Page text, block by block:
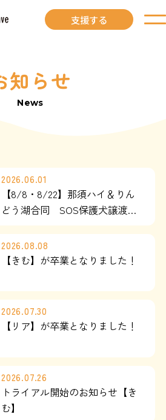
お知らせ
里親になるには
つかりました
ある質問
SHOP
業について
支援する
知らせ
News
2026.06.01
【8/8・8/22】那須ハイ＆りん
どう湖合同 SOS保護犬譲渡会
2026.08.08
【きむ】が卒業となりました！
2026.07.30
【リア】が卒業となりました！
2026.07.26
トライアル開始のお知らせ【き
む】